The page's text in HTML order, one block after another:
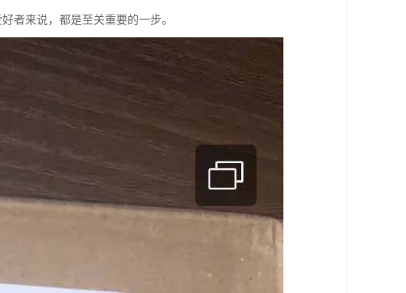
者来说，都是至关重要的一步。